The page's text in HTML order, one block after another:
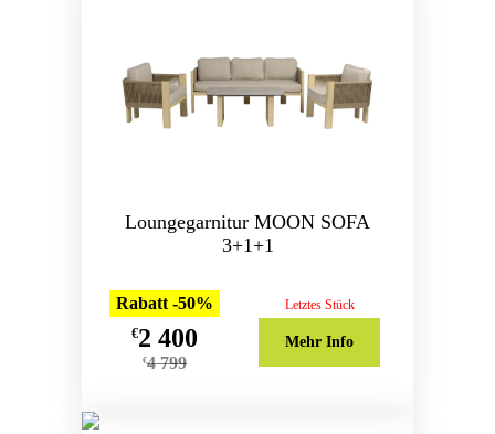
Loungegarnitur MOON SOFA
3+1+1
Rabatt -50%
€2 400
€4 799
Letztes Stück
Mehr Info